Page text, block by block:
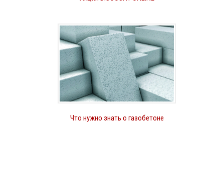
Что нужно знать о газобетоне